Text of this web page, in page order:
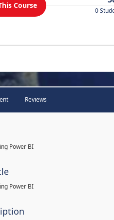
Course
0
Reviews
Power BI
Power BI